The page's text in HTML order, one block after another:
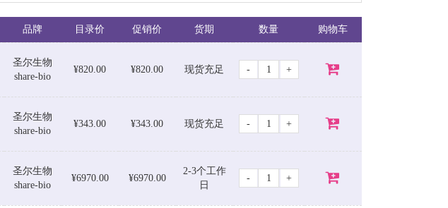
品牌 目录价 促销价 货期 数量 购物车
圣尔生物
share-bio
¥820.00 ¥820.00 现货充足 - +
圣尔生物
share-bio
¥343.00 ¥343.00 现货充足 - +
圣尔生物
share-bio
¥6970.00 ¥6970.00
2-3个工作
日
- +